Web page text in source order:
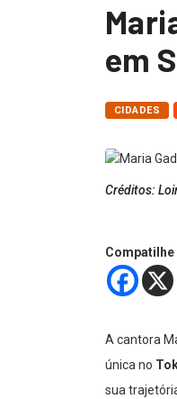
em
CIDADES
Créditos:
A cantora
única no
sua